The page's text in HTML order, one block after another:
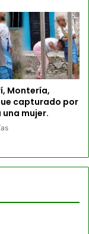
Montería,
capturado por
mujer.